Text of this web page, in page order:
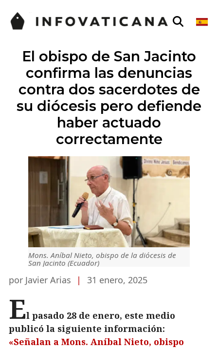
El obispo de San Jacinto
confirma las denuncias
contra dos sacerdotes de
su diócesis pero defiende
haber actuado
correctamente
Mons. Aníbal Nieto, obispo de la diócesis de
San Jacinto (Ecuador)
por Javier Arias | 31 enero, 2025
El pasado 28 de enero, este medio
publicó la siguiente información:
«Señalan a Mons. Aníbal Nieto, obispo